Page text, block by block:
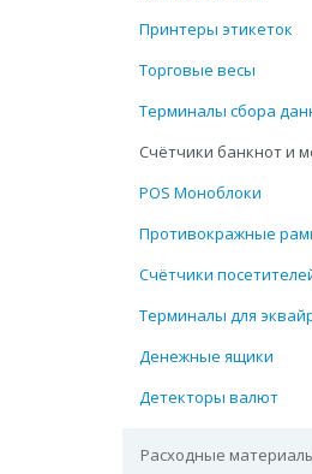
Принтеры этикеток
Торговые весы
Терминалы сбора
Счётчики банкнот и
POS Моноблоки
Противокражные
Счётчики
Терминалы для
Денежные ящики
Детекторы валют
Расходные